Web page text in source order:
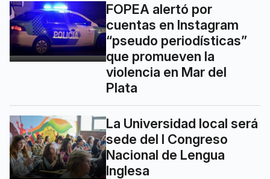
FOPEA alertó por
cuentas en Instagram
“pseudo periodísticas”
que promueven la
violencia en Mar del
Plata
La Universidad local será
sede del I Congreso
Nacional de Lengua
Inglesa